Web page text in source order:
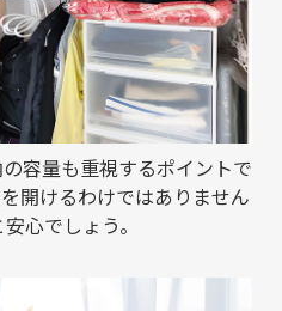
容量も重視するポイントで
開けるわけではありません
心でしょう。